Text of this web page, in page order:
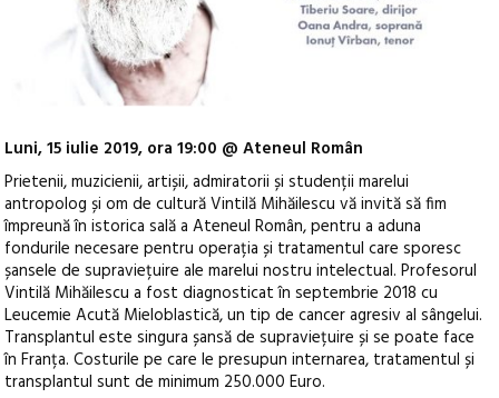
Luni, 15 iulie 2019, ora 19:00 @ Ateneul Român
Prietenii, muzicienii, artișii, admiratorii și studenții marelui
antropolog și om de cultură Vintilă Mihăilescu vă invită să fim
împreună în istorica sală a Ateneul Român, pentru a aduna
fondurile necesare pentru operația și tratamentul care sporesc
șansele de supraviețuire ale marelui nostru intelectual. Profesorul
Vintilă Mihăilescu a fost diagnosticat în septembrie 2018 cu
Leucemie Acută Mieloblastică, un tip de cancer agresiv al sângelui.
Transplantul este singura șansă de supraviețuire și se poate face
în Franța. Costurile pe care le presupun internarea, tratamentul și
transplantul sunt de minimum 250.000 Euro.